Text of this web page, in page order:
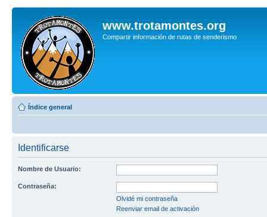
www.trotamontes.org
Compartir información de rutas de senderismo
Índice general
Identificarse
Nombre de Usuario:
Contraseña:
Olvidé mi contraseña
Reenviar email de activación